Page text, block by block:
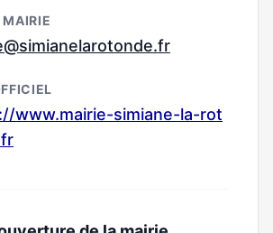
www.mairie-simiane-la-rot